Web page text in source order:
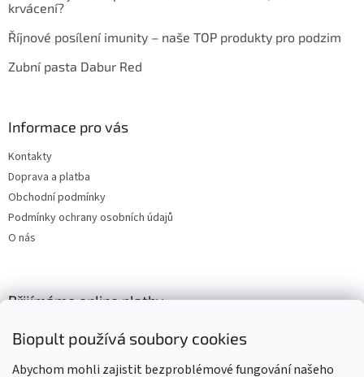
Biopult používá soubory cookies
Abychom mohli zajistit bezproblémové fungování našeho
krvácení?
Říjnové posílení imunity – naše TOP produkty pro podzim
Zubní pasta Dabur Red
Informace pro vás
Kontakty
Doprava a platba
Obchodní podmínky
Podmínky ochrany osobních údajů
O nás
Přijímáme online platby